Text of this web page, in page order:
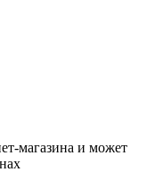
магазина и может